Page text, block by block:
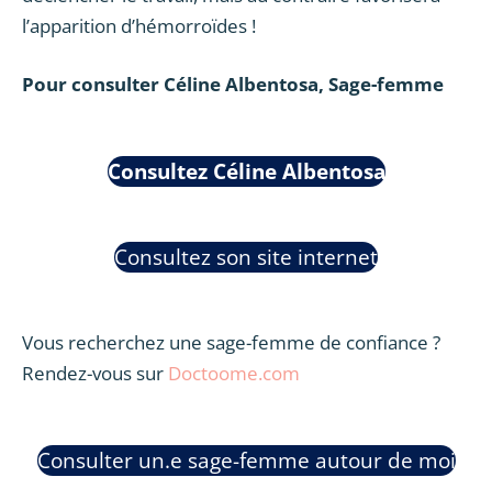
l’apparition d’hémorroïdes !
Pour consulter Céline Albentosa, Sage-femme
Consultez Céline Albentosa
Consultez son site internet
Vous recherchez une sage-femme de confiance ?
Rendez-vous sur Doctoome.com
Consulter un.e sage-femme autour de moi